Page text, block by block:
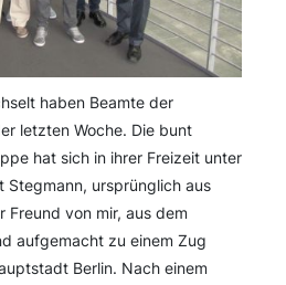
haben Beamte der
letzten Woche. Die bunt
hat sich in ihrer Freizeit unter
Stegmann, ursprünglich aus
Freund von mir, aus dem
aufgemacht zu einem Zug
Berlin. Nach einem